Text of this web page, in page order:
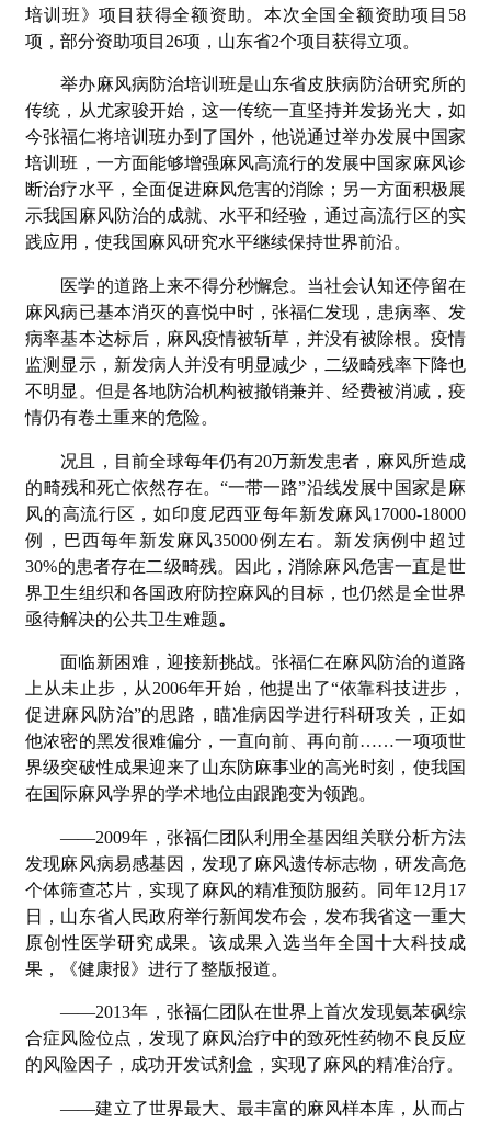
培训班》项目获得全额资助。本次全国全额资助项目58
项，部分资助项目26项，山东省2个项目获得立项。
举办麻风病防治培训班是山东省皮肤病防治研究所的
传统，从尤家骏开始，这一传统一直坚持并发扬光大，如
今张福仁将培训班办到了国外，他说通过举办发展中国家
培训班，一方面能够增强麻风高流行的发展中国家麻风诊
断治疗水平，全面促进麻风危害的消除；另一方面积极展
示我国麻风防治的成就、水平和经验，通过高流行区的实
践应用，使我国麻风研究水平继续保持世界前沿。
医学的道路上来不得分秒懈怠。当社会认知还停留在
麻风病已基本消灭的喜悦中时，张福仁发现，患病率、发
病率基本达标后，麻风疫情被斩草，并没有被除根。疫情
监测显示，新发病人并没有明显减少，二级畸残率下降也
不明显。但是各地防治机构被撤销兼并、经费被消减，疫
情仍有卷土重来的危险。
况且，目前全球每年仍有20万新发患者，麻风所造成
的畸残和死亡依然存在。“一带一路”沿线发展中国家是麻
风的高流行区，如印度尼西亚每年新发麻风17000-18000
例，巴西每年新发麻风35000例左右。新发病例中超过
30%的患者存在二级畸残。因此，消除麻风危害一直是世
界卫生组织和各国政府防控麻风的目标，也仍然是全世界
亟待解决的公共卫生难题。
面临新困难，迎接新挑战。张福仁在麻风防治的道路
上从未止步，从2006年开始，他提出了“依靠科技进步，
促进麻风防治”的思路，瞄准病因学进行科研攻关，正如
他浓密的黑发很难偏分，一直向前、再向前……一项项世
界级突破性成果迎来了山东防麻事业的高光时刻，使我国
在国际麻风学界的学术地位由跟跑变为领跑。
——2009年，张福仁团队利用全基因组关联分析方法
发现麻风病易感基因，发现了麻风遗传标志物，研发高危
个体筛查芯片，实现了麻风的精准预防服药。同年12月17
日，山东省人民政府举行新闻发布会，发布我省这一重大
原创性医学研究成果。该成果入选当年全国十大科技成
果，《健康报》进行了整版报道。
——2013年，张福仁团队在世界上首次发现氨苯砜综
合症风险位点，发现了麻风治疗中的致死性药物不良反应
的风险因子，成功开发试剂盒，实现了麻风的精准治疗。
——建立了世界最大、最丰富的麻风样本库，从而占